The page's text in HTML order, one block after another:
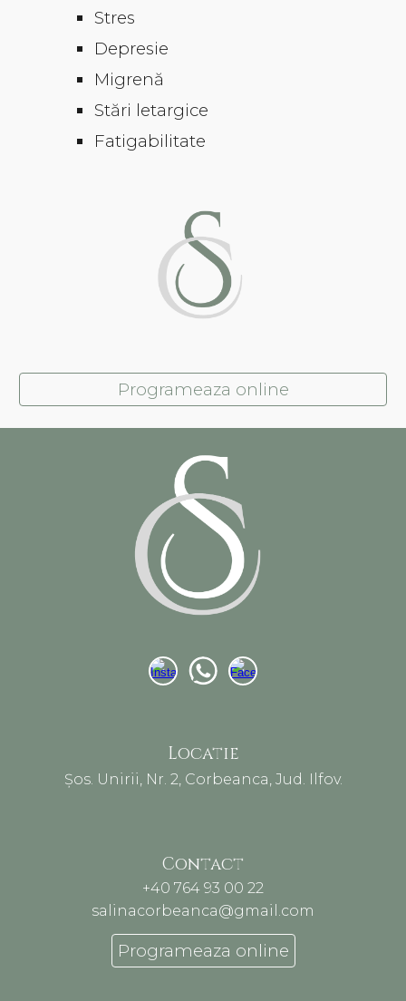
Stres
Depresie
Migrenă
Stări letargice
Fatigabilitate
Programeaza online
Locatie
Șos. Unirii, Nr. 2, Corbeanca, Jud. Ilfov.
Contact
+40 764 93 00 22
salinacorbeanca@gmail.com
Programeaza online